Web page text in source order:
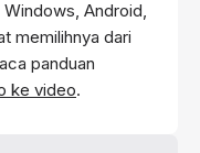
Android,
memilihnya dari
panduan
ke video.